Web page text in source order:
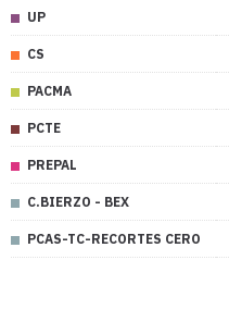
UP
CS
PACMA
PCTE
PREPAL
C.BIERZO - BEX
PCAS-TC-RECORTES CERO